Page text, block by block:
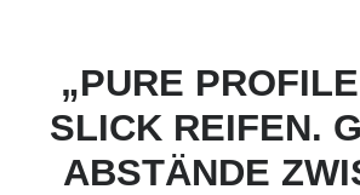
„PURE
SLICK REIFEN.
BSTÄNDE